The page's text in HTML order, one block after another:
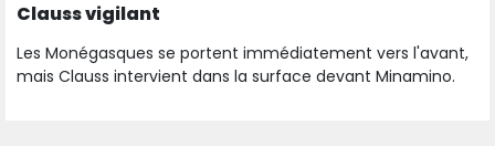
Clauss vigilant
Les Monégasques se portent immédiatement vers l'avant,
mais Clauss intervient dans la surface devant Minamino.